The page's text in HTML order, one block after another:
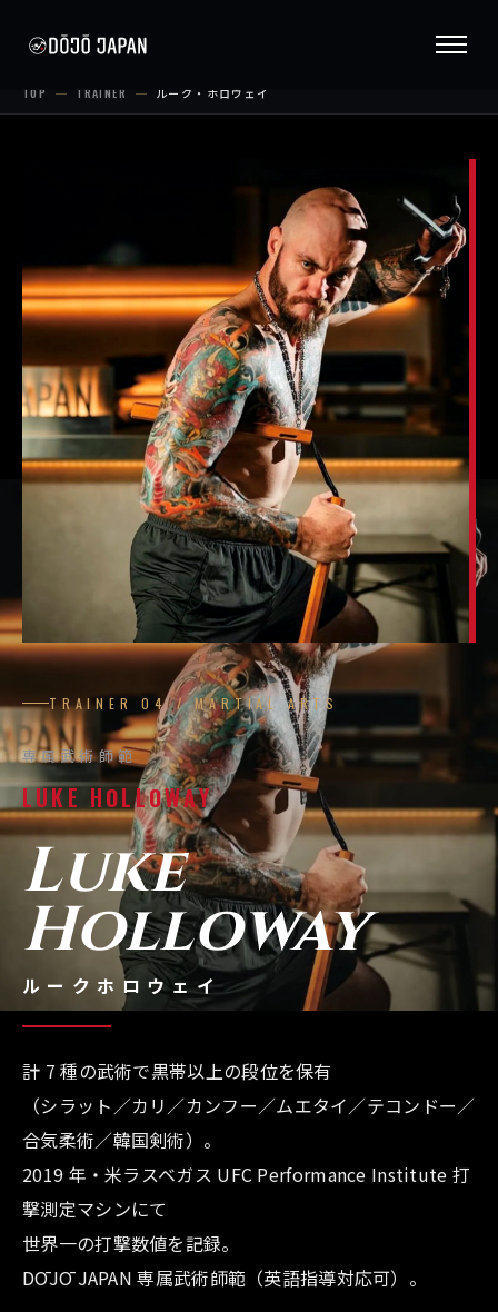
TOP TRAINER ルーク・ホロウェイ
TRAINER 04 / MARTIAL ARTS
専属武術師範
LUKE HOLLOWAY
Luke
Holloway
ルークホロウェイ
計 7 種の武術で黒帯以上の段位を保有
（シラット／カリ／カンフー／ムエタイ／テコンドー／
合気柔術／韓国剣術）。
2019 年・米ラスベガス UFC Performance Institute 打
撃測定マシンにて
世界一の打撃数値を記録。
DŌJŌ JAPAN 専属武術師範（英語指導対応可）。